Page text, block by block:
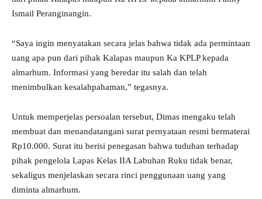
Ismail Peranginangin.
“Saya ingin menyatakan secara jelas bahwa tidak ada permintaan
uang apa pun dari pihak Kalapas maupun Ka KPLP kepada
almarhum. Informasi yang beredar itu salah dan telah
menimbulkan kesalahpahaman,” tegasnya.
Untuk memperjelas persoalan tersebut, Dimas mengaku telah
membuat dan menandatangani surat pernyataan resmi bermaterai
Rp10.000. Surat itu berisi penegasan bahwa tuduhan terhadap
pihak pengelola Lapas Kelas IIA Labuhan Ruku tidak benar,
sekaligus menjelaskan secara rinci penggunaan uang yang
diminta almarhum.